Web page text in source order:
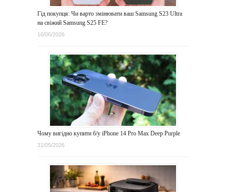
Гід покупця: Чи варто змінювати ваш Samsung S23 Ultra
на свіжий Samsung S25 FE?
16/06/2026
Чому вигідно купити б/у iPhone 14 Pro Max Deep Purple
31/05/2026